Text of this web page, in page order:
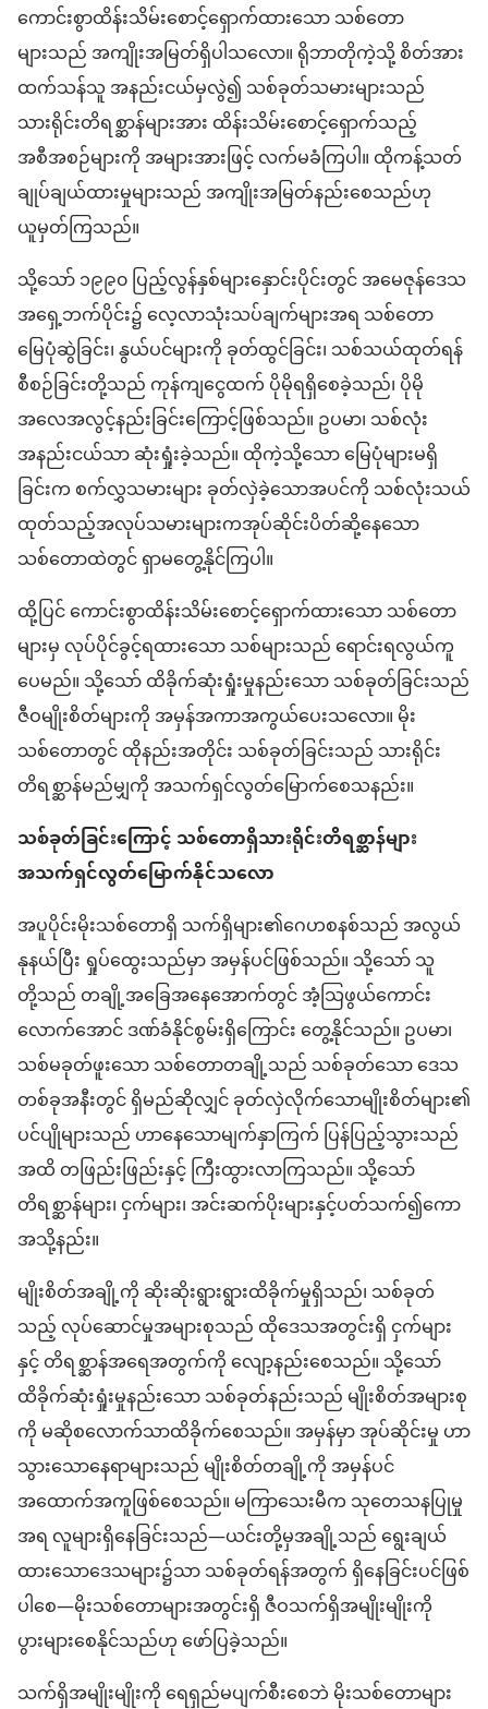
ကောင်းစွာထိန်းသိမ်းစောင့်ရှောက်ထားသော သစ်တော
များသည် အကျိုးအမြတ်ရှိပါသလော။ ရိုဘာတိုကဲ့သို့ စိတ်အား
ထက်သန်သူ အနည်းငယ်မှလွဲ၍ သစ်ခုတ်သမားများသည်
သားရိုင်းတိရစ္ဆာန်များအား ထိန်းသိမ်းစောင့်ရှောက်သည့်
အစီအစဉ်များကို အများအားဖြင့် လက်မခံကြပါ။ ထိုကန့်သတ်
ချုပ်ချယ်ထားမှုများသည် အကျိုးအမြတ်နည်းစေသည်ဟု
ယူမှတ်ကြသည်။
သို့သော် ၁၉၉၀ ပြည့်လွန်နှစ်များနှောင်းပိုင်းတွင် အမေဇုန်ဒေသ
အရှေ့ဘက်ပိုင်း၌ လေ့လာသုံးသပ်ချက်များအရ သစ်တော
မြေပုံဆွဲခြင်း၊ နွယ်ပင်များကို ခုတ်ထွင်ခြင်း၊ သစ်သယ်ထုတ်ရန်
စီစဉ်ခြင်းတို့သည် ကုန်ကျငွေထက် ပိုမိုရရှိစေခဲ့သည်၊ ပိုမို
အလေအလွင့်နည်းခြင်းကြောင့်ဖြစ်သည်။ ဥပမာ၊ သစ်လုံး
အနည်းငယ်သာ ဆုံးရှုံးခဲ့သည်။ ထိုကဲ့သို့သော မြေပုံများမရှိ
ခြင်းက စက်လွှသမားများ ခုတ်လှဲခဲ့သောအပင်ကို သစ်လုံးသယ်
ထုတ်သည့်အလုပ်သမားများကအုပ်ဆိုင်းပိတ်ဆို့နေသော
သစ်တောထဲတွင် ရှာမတွေ့နိုင်ကြပါ။
ထို့ပြင် ကောင်းစွာထိန်းသိမ်းစောင့်ရှောက်ထားသော သစ်တော
များမှ လုပ်ပိုင်ခွင့်ရထားသော သစ်များသည် ရောင်းရလွယ်ကူ
ပေမည်။ သို့သော် ထိခိုက်ဆုံးရှုံးမှုနည်းသော သစ်ခုတ်ခြင်းသည်
ဇီဝမျိုးစိတ်များကို အမှန်အကာအကွယ်ပေးသလော။ မိုး
သစ်တောတွင် ထိုနည်းအတိုင်း သစ်ခုတ်ခြင်းသည် သားရိုင်း
တိရစ္ဆာန်မည်မျှကို အသက်ရှင်လွတ်မြောက်စေသနည်း။
သစ်ခုတ်ခြင်းကြောင့် သစ်တောရှိသားရိုင်းတိရစ္ဆာန်များ
အသက်ရှင်လွတ်မြောက်နိုင်သလော
အပူပိုင်းမိုးသစ်တောရှိ သက်ရှိများ၏ဂေဟစနစ်သည် အလွယ်
နုနယ်ပြီး ရှုပ်ထွေးသည်မှာ အမှန်ပင်ဖြစ်သည်။ သို့သော် သူ
တို့သည် တချို့အခြေအနေအောက်တွင် အံ့သြဖွယ်ကောင်း
လောက်အောင် ဒဏ်ခံနိုင်စွမ်းရှိကြောင်း တွေ့နိုင်သည်။ ဥပမာ၊
သစ်မခုတ်ဖူးသော သစ်တောတချို့သည် သစ်ခုတ်သော ဒေသ
တစ်ခုအနီးတွင် ရှိမည်ဆိုလျှင် ခုတ်လှဲလိုက်သောမျိုးစိတ်များ၏
ပင်ပျိုများသည် ဟာနေသောမျက်နှာကြက် ပြန်ပြည့်သွားသည်
အထိ တဖြည်းဖြည်းနှင့် ကြီးထွားလာကြသည်။ သို့သော်
တိရစ္ဆာန်များ၊ ငှက်များ၊ အင်းဆက်ပိုးများနှင့်ပတ်သက်၍ကော
အသို့နည်း။
မျိုးစိတ်အချို့ကို ဆိုးဆိုးရွားရွားထိခိုက်မှုရှိသည်၊ သစ်ခုတ်
သည့် လုပ်ဆောင်မှုအများစုသည် ထိုဒေသအတွင်းရှိ ငှက်များ
နှင့် တိရစ္ဆာန်အရေအတွက်ကို လျော့နည်းစေသည်။ သို့သော်
ထိခိုက်ဆုံးရှုံးမှုနည်းသော သစ်ခုတ်နည်းသည် မျိုးစိတ်အများစု
ကို မဆိုစလောက်သာထိခိုက်စေသည်။ အမှန်မှာ အုပ်ဆိုင်းမှု ဟာ
သွားသောနေရာများသည် မျိုးစိတ်တချို့ကို အမှန်ပင်
အထောက်အကူဖြစ်စေသည်။ မကြာသေးမီက သုတေသနပြုမှု
အရ လူများရှိနေခြင်းသည်—ယင်းတို့မှအချို့သည် ရွေးချယ်
ထားသောဒေသများ၌သာ သစ်ခုတ်ရန်အတွက် ရှိနေခြင်းပင်ဖြစ်
ပါစေ—မိုးသစ်တောများအတွင်းရှိ ဇီဝသက်ရှိအမျိုးမျိုးကို
ပွားများစေနိုင်သည်ဟု ဖော်ပြခဲ့သည်။
သက်ရှိအမျိုးမျိုးကို ရေရှည်မပျက်စီးစေဘဲ မိုးသစ်တောများ